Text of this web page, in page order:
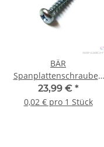
BÄR
Spanplattenschrauben
Pan Head (PZD) 4,0 x 16
mm - 1.000 Stück
23,99 € *
0,02 € pro 1 Stück